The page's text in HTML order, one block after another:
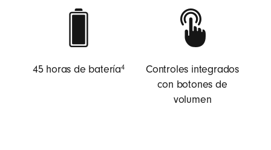
45 horas de batería4
Controles integrados
con botones de
volumen